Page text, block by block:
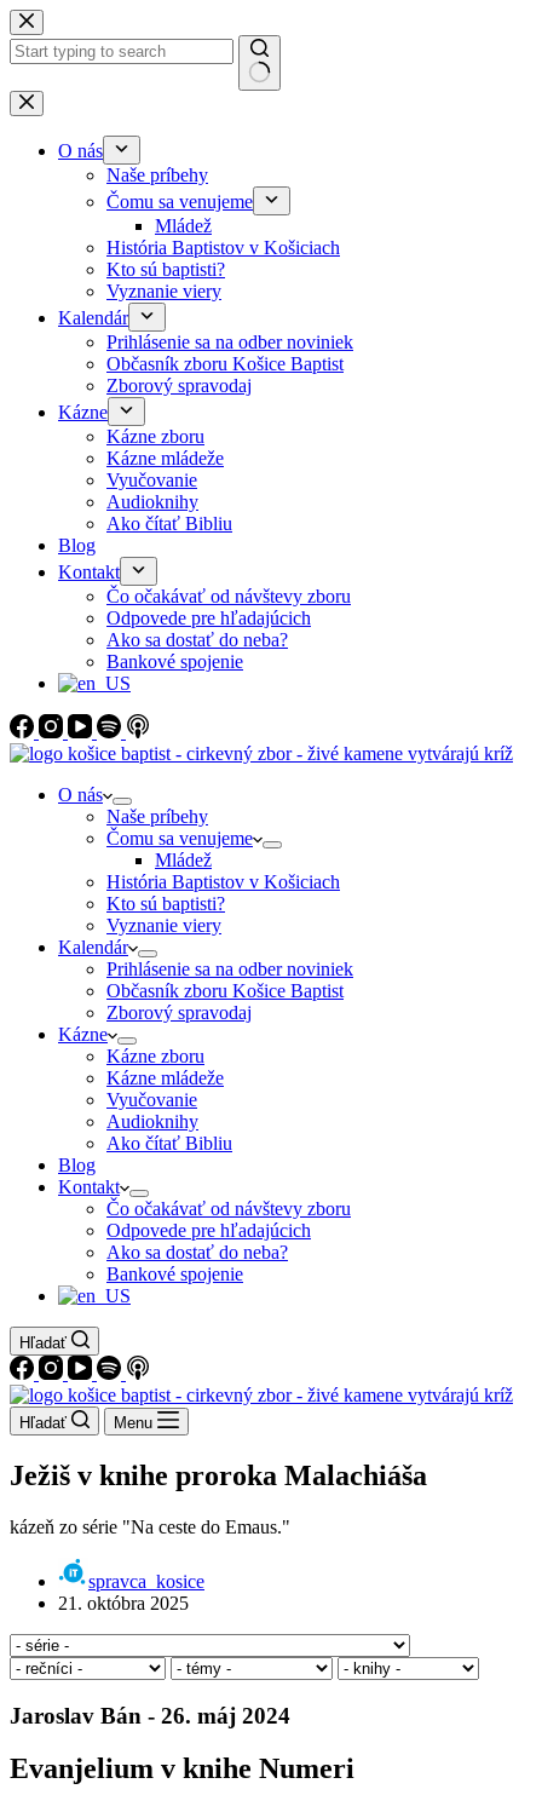
Skip to content
No results
O nás
Naše príbehy
Čomu sa venujeme
Mládež
História Baptistov v Košiciach
Kto sú baptisti?
Vyznanie viery
Kalendár
Prihlásenie sa na odber noviniek
Občasník zboru Košice Baptist
Zborový spravodaj
Kázne
Kázne zboru
Kázne mládeže
Vyučovanie
Audioknihy
Ako čítať Bibliu
Blog
Kontakt
Čo očakávať od návštevy zboru
Odpovede pre hľadajúcich
Ako sa dostať do neba?
Bankové spojenie
O nás
Naše príbehy
Čomu sa venujeme
Mládež
História Baptistov v Košiciach
Kto sú baptisti?
Vyznanie viery
Kalendár
Prihlásenie sa na odber noviniek
Občasník zboru Košice Baptist
Zborový spravodaj
Kázne
Kázne zboru
Kázne mládeže
Vyučovanie
Audioknihy
Ako čítať Bibliu
Blog
Kontakt
Čo očakávať od návštevy zboru
Odpovede pre hľadajúcich
Ako sa dostať do neba?
Bankové spojenie
Hľadať
Hľadať Menu
Ježiš v knihe proroka Malachiáša
kázeň zo série "Na ceste do Emaus."
spravca_kosice
21. októbra 2025
Jaroslav Bán - 26. máj 2024
Evanjelium v knihe Numeri